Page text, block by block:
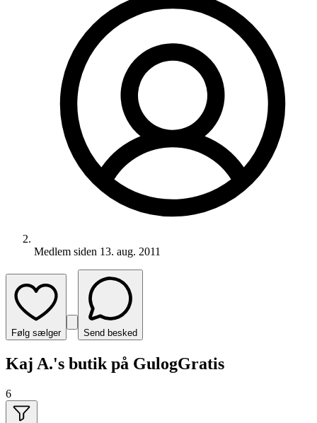
Medlem siden 13. aug. 2011
Følg sælger Send besked
Kaj A.'s butik på GulogGratis
6